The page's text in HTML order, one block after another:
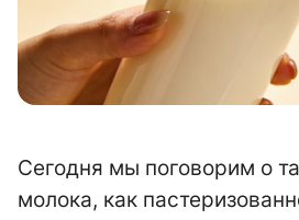
Сегодня мы поговорим о
молока, как